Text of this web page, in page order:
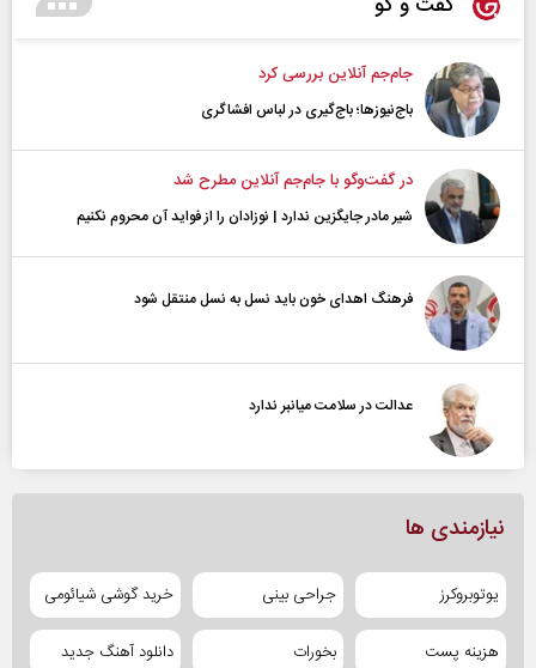
جام‌جم آنلاین بررسی کرد
باج‌نیوزها؛ باج‌گیری در لباس افشاگری
در گفت‌و‌گو با جام‌جم آنلاین مطرح شد
شیر مادر جایگزین ندارد | نوزادان را از فواید آن محروم نکنیم
فرهنگ اهدای خون باید نسل به نسل منتقل شود
عدالت در سلامت میانبر ندارد
نیازمندی ها
یوتوبروکرز جراحی بینی خرید گوشی شیائومی
هزینه پست بخورات دانلود آهنگ جدید